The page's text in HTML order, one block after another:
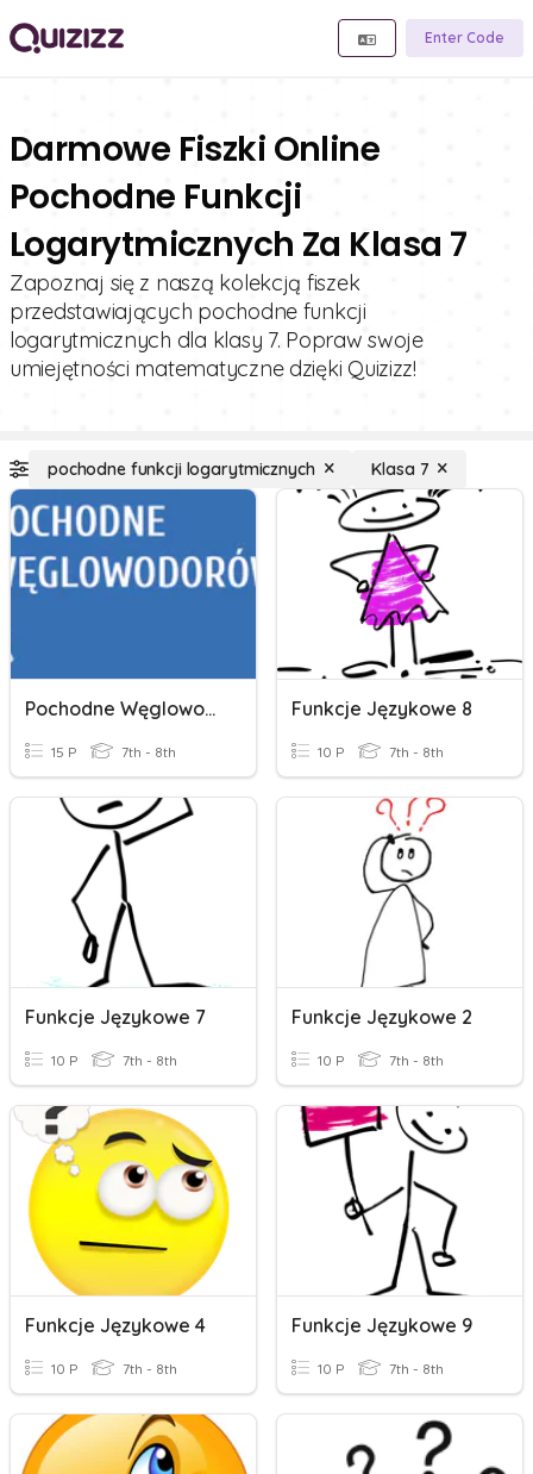
Enter Code
Darmowe Fiszki Online
Pochodne Funkcji
Logarytmicznych Za Klasa 7
Zapoznaj się z naszą kolekcją fiszek
przedstawiających pochodne funkcji
logarytmicznych dla klasy 7. Popraw swoje
umiejętności matematyczne dzięki Quizizz!
pochodne funkcji logarytmicznych Klasa 7
Pochodne Węglowodorów
15 P 7th - 8th
Funkcje Językowe 8
10 P 7th - 8th
Funkcje Językowe 7
10 P 7th - 8th
Funkcje Językowe 2
10 P 7th - 8th
Funkcje Językowe 4
10 P 7th - 8th
Funkcje Językowe 9
10 P 7th - 8th